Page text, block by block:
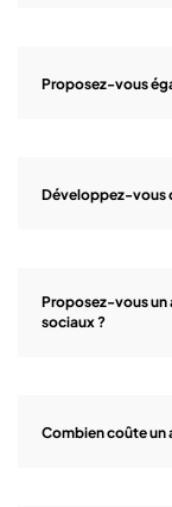
Proposez-vous
Développez-vous
Proposez-vous un
sociaux ?
Combien coûte